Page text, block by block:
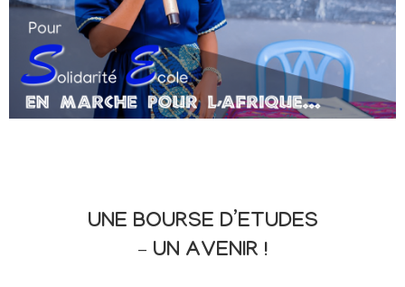
UNE BOURSE D’ETUDES
– UN AVENIR !